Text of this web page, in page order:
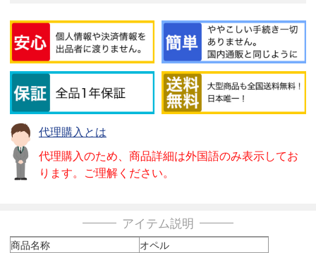
代理購入とは
代理購入のため、商品詳細は外国語のみ表示してお
ります。ご理解ください。
アイテム説明
商品名称
オペル